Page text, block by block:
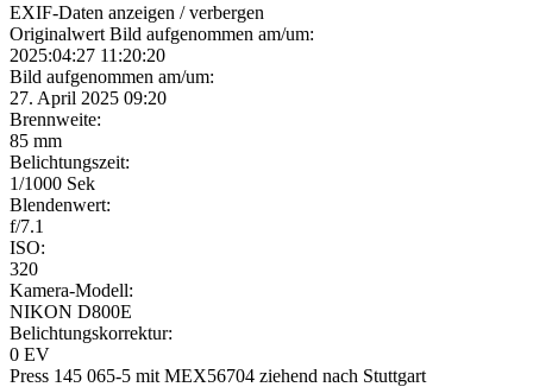
EXIF-Daten anzeigen / verbergen
Originalwert Bild aufgenommen am/um:
2025:04:27 11:20:20
Bild aufgenommen am/um:
27. April 2025 09:20
Brennweite:
85 mm
Belichtungszeit:
1/1000 Sek
Blendenwert:
f/7.1
ISO:
320
Kamera-Modell:
NIKON D800E
Belichtungskorrektur:
0 EV
Press 145 065-5 mit MEX56704 ziehend nach Stuttgart